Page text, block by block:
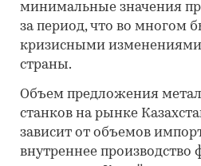
минимальные значения
за период, что во многом
кризисными
страны.
Объем предложения
станков на рынке
зависит от объемов
внутреннее производство